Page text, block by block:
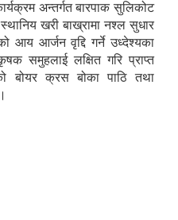
अन्तर्गत बारपाक सुलिकोट
खरी बाख्रामा नश्ल सुधार
आय आर्जन वृद्दि गर्ने उध्देश्यका
समुहलाई लक्षित गरि प्राप्त
बोयर क्रस बोका पाठि तथा